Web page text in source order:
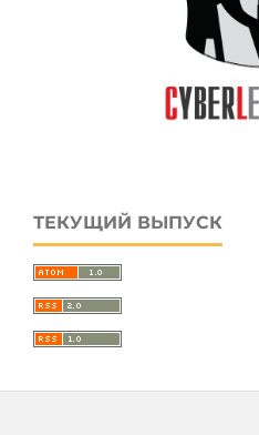
ТЕКУЩИЙ ВЫПУСК